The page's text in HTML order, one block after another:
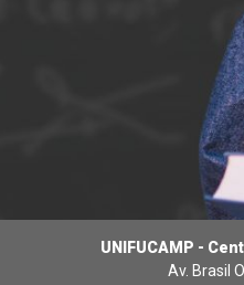
UNIFUCAMP -
Av. Brasil